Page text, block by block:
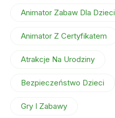
Animator Zabaw Dla Dzieci
Animator Z Certyfikatem
Atrakcje Na Urodziny
Bezpieczeństwo Dzieci
Gry I Zabawy